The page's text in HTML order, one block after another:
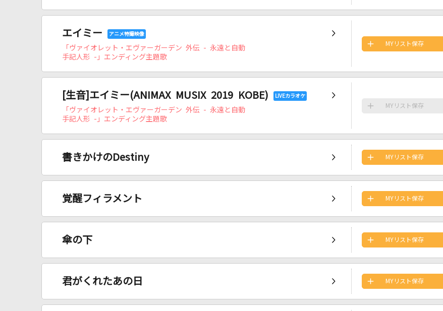
エイミー
「ヴァイオレット・エヴァーガーデン 外伝 - 永遠と自動
手記人形 -」エンディング主題歌
MYリスト保存
[生音]エイミー(ANIMAX MUSIX 2019 KOBE)
「ヴァイオレット・エヴァーガーデン 外伝 - 永遠と自動
手記人形 -」エンディング主題歌
MYリスト保存
書きかけのDestiny MYリスト保存
覚醒フィラメント MYリスト保存
傘の下 MYリスト保存
君がくれたあの日 MYリスト保存